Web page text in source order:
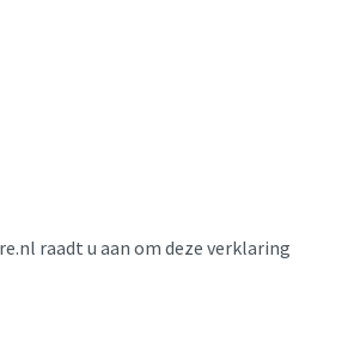
raadt u aan om deze verklaring